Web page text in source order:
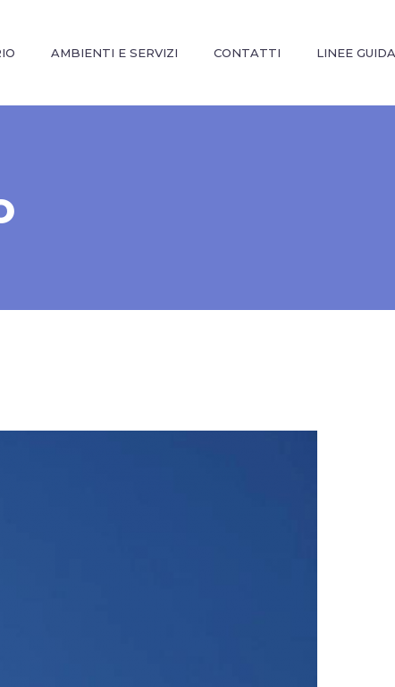
AMBIENTI E SERVIZI CONTATTI LINEE GUIDA